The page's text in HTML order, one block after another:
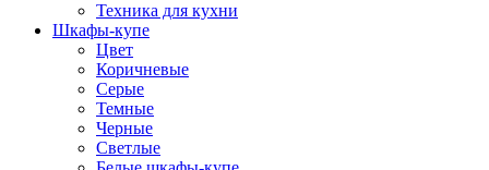
Техника для кухни
Шкафы-купе
Цвет
Коричневые
Серые
Темные
Черные
Светлые